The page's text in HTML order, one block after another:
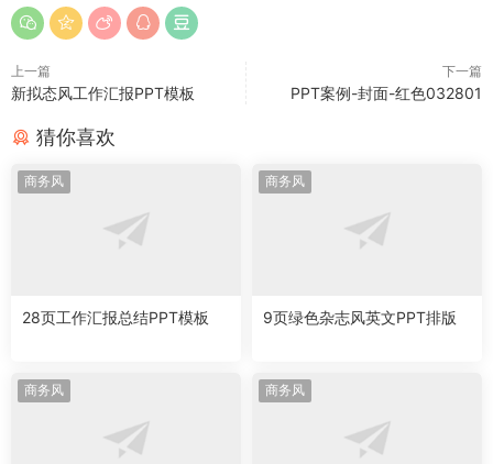
上一篇
新拟态风工作汇报PPT模板
下一篇
PPT案例-封面-红色032801
猜你喜欢
商务风
28页工作汇报总结PPT模板
商务风
9页绿色杂志风英文PPT排版
商务风 商务风